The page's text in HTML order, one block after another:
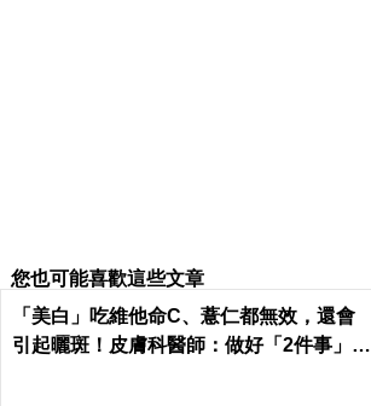
您也可能喜歡這些文章
「美白」吃維他命C、薏仁都無效，還會
引起曬斑！皮膚科醫師：做好「2件事」最